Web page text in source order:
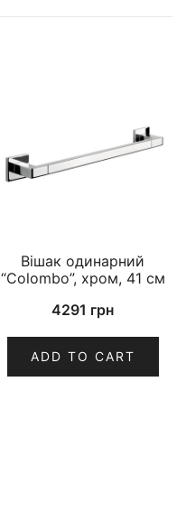
Вішак одинарний
“Colombo”, хром, 41 см
4291 грн
ADD TO CART